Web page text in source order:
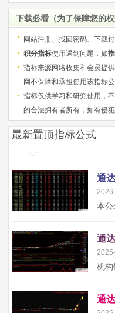
下载必看（为了保障您的
网站注册、找回密码、下载
积分指标使用遇到问题，如
指标来源网络收集和会员提
网不保障和承担使用该指标
指标仅供学习和研究使用，
的合法拥有者所有，如有侵
最新置顶指标公式